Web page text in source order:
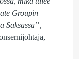
Groupin
Saksassa”,